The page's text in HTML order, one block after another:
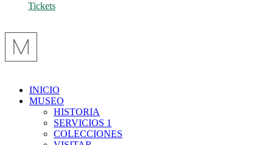
Tickets
INICIO
MUSEO
HISTORIA
SERVICIOS 1
COLECCIONES